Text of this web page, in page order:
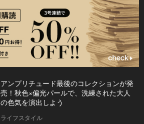
アンプリチュード最後のコレクションが発
売！秋色×偏光パールで、洗練された大人
の色気を演出しよう
ライフスタイル